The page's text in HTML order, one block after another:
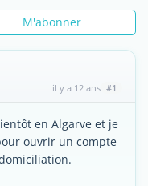
M'abonner
il y a 12 ans #1
en Algarve et je
ouvrir un compte